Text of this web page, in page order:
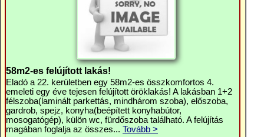
58m2-es felújított lakás!
Eladó a 22. kerületben egy 58m2-es összkomfortos 4.
emeleti egy éve tejesen felújított öröklakás! A lakásban 1+2
félszoba(laminált parkettás, mindhárom szoba), előszoba,
gardrob, spejz, konyha(beépített konyhabútor,
mosogatógép), külön wc, fürdőszoba található. A felújítás
magában foglalja az összes... Tovább >